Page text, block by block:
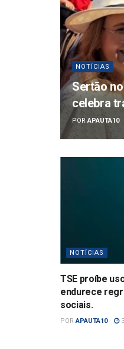
NOTÍCIAS
Sertão
celebra
POR APAUTA10
NOTÍCIAS
TSE proíbe
endurece
sociais.
POR APAUTA10